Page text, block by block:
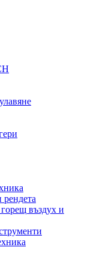
рендета
въздух и